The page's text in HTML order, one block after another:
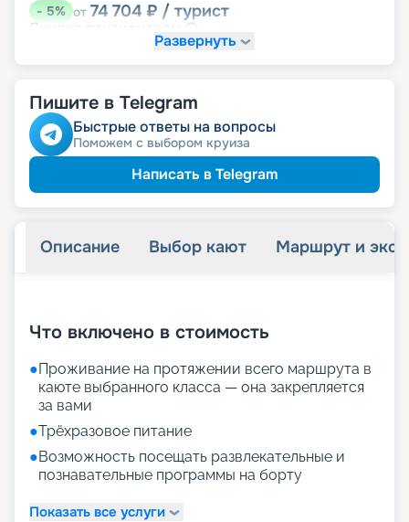
-5% от 74 704 ₽ / турист
Скидка
Развернуть
Пишите в Telegram
Быстрые ответы на вопросы
Поможем с выбором круиза
Написать в Telegram
Описание Выбор кают Маршрут и
Что включено в стоимость
●Проживание на протяжении всего маршрута в
каюте выбранного класса — она закрепляется
за вами
●Трёхразовое питание
●Возможность посещать развлекательные и
познавательные программы на борту
Показать все услуги